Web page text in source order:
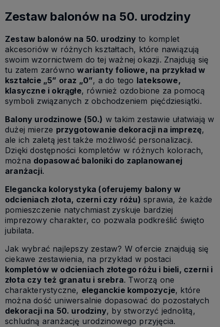
Zestaw balonów na 50. urodziny
Zestaw balonów na 50. urodziny to komplet
akcesoriów w różnych kształtach, które nawiązują
swoim wzornictwem do tej ważnej okazji. Znajdują się
tu zatem zarównowarianty foliowe, na przykład w
kształcie „5” oraz „0”, a do tego lateksowe,
klasyczne i okrągłe, również ozdobione za pomocą
symboli związanych z obchodzeniem pięćdziesiątki.
Balony urodzinowe (50.) w takim zestawie ułatwiają w
dużej mierze przygotowanie dekoracji na imprezę,
ale ich zaletą jest także możliwość personalizacji.
Dzięki dostępności kompletów w różnych kolorach,
można dopasować baloniki do zaplanowanej
aranżacji.
Elegancka kolorystyka (oferujemy balony w
odcieniach złota, czerni czy różu) sprawia, że każde
pomieszczenie natychmiast zyskuje bardziej
imprezowy charakter, co pozwala podkreślić święto
jubilata.
Jak wybrać najlepszy zestaw? W ofercie znajdują się
ciekawe zestawienia, na przykład w postaci
kompletów w odcieniach złotego różu i bieli, czerni i
złota czy też granatu i srebra. Tworzą one
charakterystyczne, eleganckie kompozycje, które
można dość uniwersalnie dopasować do pozostałych
dekoracji na 50. urodziny, by stworzyć jednolitą,
schludną aranżację urodzinowego przyjęcia.